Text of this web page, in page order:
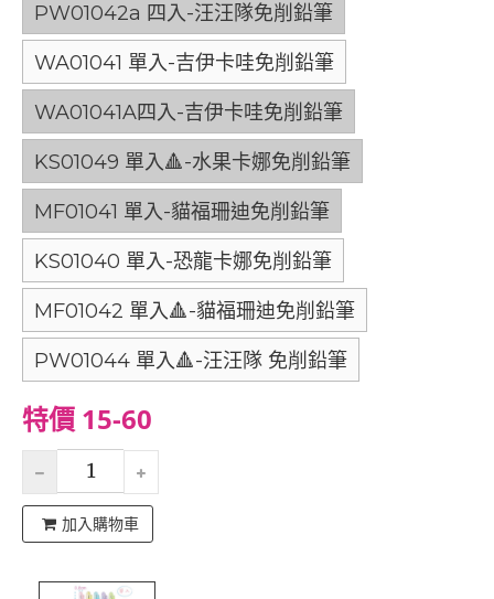
PW01042a 四入-汪汪隊免削鉛筆
WA01041 單入-吉伊卡哇免削鉛筆
WA01041A四入-吉伊卡哇免削鉛筆
KS01049 單入🔺-水果卡娜免削鉛筆
MF01041 單入-貓福珊迪免削鉛筆
KS01040 單入-恐龍卡娜免削鉛筆
MF01042 單入🔺-貓福珊迪免削鉛筆
PW01044 單入🔺-汪汪隊 免削鉛筆
特價 15-60
加入購物車